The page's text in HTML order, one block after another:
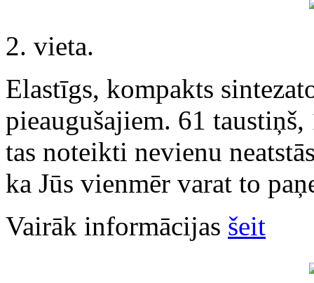
2. vieta.
Elastīgs, kompakts
pieaugušajiem. 61
tas noteikti nevienu
ka Jūs vienmēr varat to
Vairāk informācijas šeit